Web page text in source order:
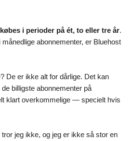
i perioder på ét, to eller tre år.
abonnementer, er Bluehost
De er ikke alt for dårlige. Det kan
billigste abonnementer på
klart overkommelige — specielt hvis
jeg ikke, og jeg er ikke så stor en